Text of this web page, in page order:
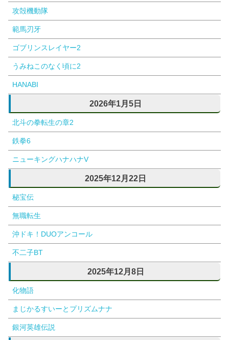
攻殻機動隊
範馬刃牙
ゴブリンスレイヤー2
うみねこのなく頃に2
HANABI
2026年1月5日
北斗の拳転生の章2
鉄拳6
ニューキングハナハナV
2025年12月22日
秘宝伝
無職転生
沖ドキ！DUOアンコール
不二子BT
2025年12月8日
化物語
まじかるすいーとプリズムナナ
銀河英雄伝説